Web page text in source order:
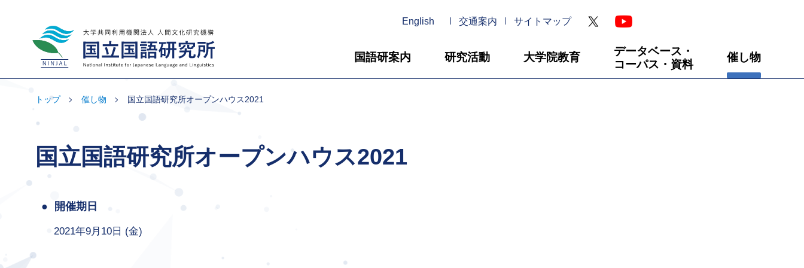
大学共同利用機関法人 人間文化研究機
国語研案内 研究活動 大学院教育
データベース・
コーパス・資料
催し物
English 交通案内 サイトマップ
トップ 催し物 国立国語研究所オープンハウス2021
国立国語研究所オープンハウス2021
開催期日
2021年9月10日 (金)